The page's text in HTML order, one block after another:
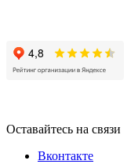
Оставайтесь на связи
Вконтакте